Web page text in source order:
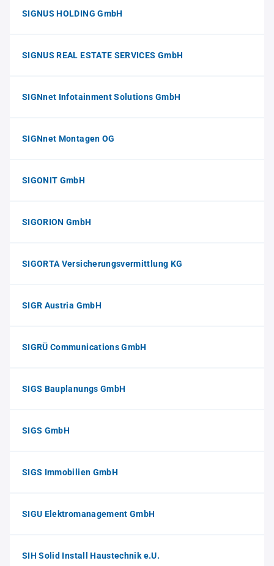
SIGNUS HOLDING GmbH
SIGNUS REAL ESTATE SERVICES GmbH
SIGNnet Infotainment Solutions GmbH
SIGNnet Montagen OG
SIGONIT GmbH
SIGORION GmbH
SIGORTA Versicherungsvermittlung KG
SIGR Austria GmbH
SIGRÜ Communications GmbH
SIGS Bauplanungs GmbH
SIGS GmbH
SIGS Immobilien GmbH
SIGU Elektromanagement GmbH
SIH Solid Install Haustechnik e.U.